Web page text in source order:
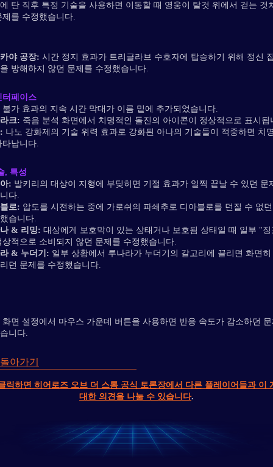
탄 직후 특정 기술을 사용하면 이동할 때 영웅이 탈것 위에서 걷는 것
제를 수정했습니다.
야 공장: 시간 정지 효과가 트리글라브 수호자에 탑승하기 위해 정신
방해하지 않던 문제를 수정했습니다.
터페이스
불가 효과의 지속 시간 막대가 이름 밑에 추가되었습니다.
크: 죽음 분석 화면에서 치명적인 돌진의 아이콘이 정상적으로 표시됩
나노 강화제의 기술 위력 효과로 강화된 아나의 기술들이 적중하면 치
타납니다.
, 특성
: 발키리의 대상이 지형에 부딪히면 기절 효과가 일찍 끝날 수 있던 문
다.
로: 압도를 시전하는 중에 가로쉬의 파쇄추로 디아블로를 던질 수 없
습니다.
& 리밍: 대상에게 보호막이 있는 상태거나 보호됨 상태일 때 일부 "
상적으로 소비되지 않던 문제를 수정했습니다.
& 누더기: 일부 상황에서 루나라가 누더기의 갈고리에 끌리면 화면
던 문제를 수정했습니다.
화면 설정에서 마우스 가운데 버튼을 사용하면 반응 속도가 감소하던
니다.
아가기
릭하면 히어로즈 오브 더 스톰 공식 토론장에서 다른 플레이어들과 이
대한 의견을 나눌 수 있습니다.